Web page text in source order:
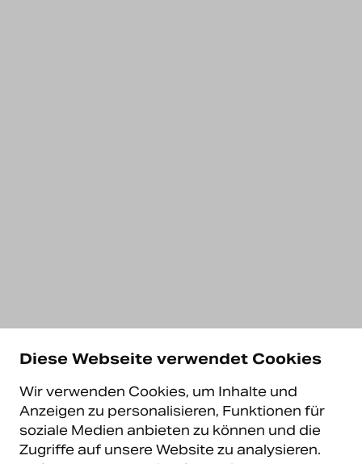
Diese Webseite verwendet Cookies
Wir verwenden Cookies, um Inhalte und
Anzeigen zu personalisieren, Funktionen für
soziale Medien anbieten zu können und die
Zugriffe auf unsere Website zu analysieren.